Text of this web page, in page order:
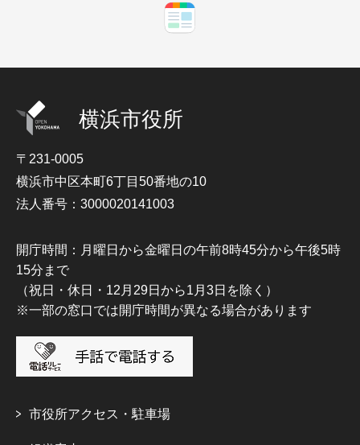
横浜市役所
〒231-0005
横浜市中区本町6丁目50番地の10
法人番号：3000020141003
開庁時間：月曜日から金曜日の午前8時45分から午後5時
15分まで
（祝日・休日・12月29日から1月3日を除く）
※一部の窓口では開庁時間が異なる場合があります
市役所アクセス・駐車場